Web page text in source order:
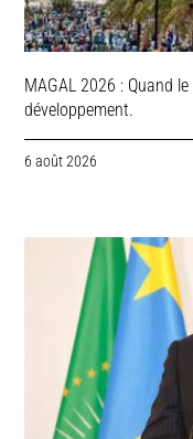
MAGAL 2026 : Quand
développement.
6 août 2026